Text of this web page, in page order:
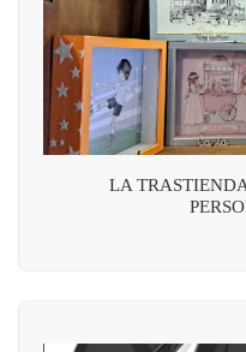
LA